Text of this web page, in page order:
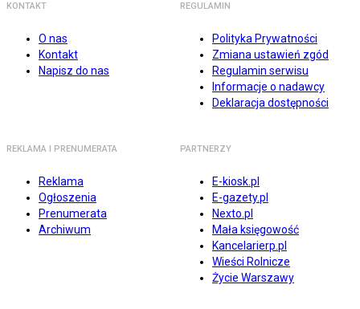
KONTAKT
O nas
Kontakt
Napisz do nas
REGULAMIN
Polityka Prywatności
Zmiana ustawień zgód
Regulamin serwisu
Informacje o nadawcy
Deklaracja dostępności
REKLAMA I PRENUMERATA
Reklama
Ogłoszenia
Prenumerata
Archiwum
PARTNERZY
E-kiosk.pl
E-gazety.pl
Nexto.pl
Mała księgowość
Kancelarierp.pl
Wieści Rolnicze
Życie Warszawy